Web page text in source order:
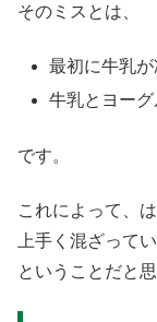
そのミスとは、
最初に牛乳
牛乳とヨー
です。
これによって、
上手く混ざって
ということだと思